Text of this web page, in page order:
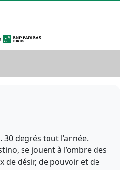
degrés tout l’année.
se jouent à l’ombre des
de désir, de pouvoir et de